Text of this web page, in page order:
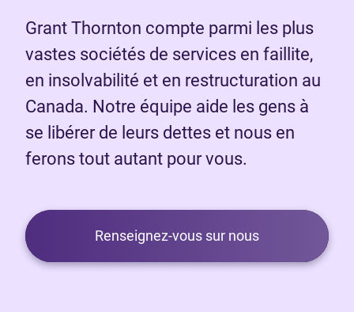
Grant Thornton compte parmi les plus
vastes sociétés de services en faillite,
en insolvabilité et en restructuration au
Canada. Notre équipe aide les gens à
se libérer de leurs dettes et nous en
ferons tout autant pour vous.
Renseignez-vous sur nous